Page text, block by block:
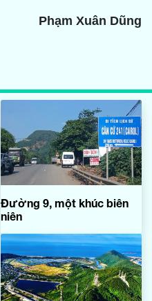
Phạm Xuân Dũng
Đường 9, một khúc biên
niên